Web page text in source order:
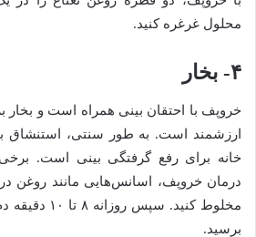
محلول غرغره کنید.
۴- بخار
خروپف با احتقان بینی همراه است و بخار
ارزشمند است. به طور سنتی، استنشاق
خانه برای رفع گرفتگی بینی است.
درمان خروپف، اسانس‌هایی مانند روغن
مخلوط کنید.
برسید.